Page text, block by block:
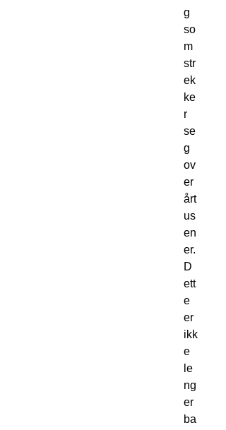
g
so
m
str
ek
ke
r
se
g
ov
er
årt
us
en
er.
D
ett
e
er
ikk
e
le
ng
er
ba